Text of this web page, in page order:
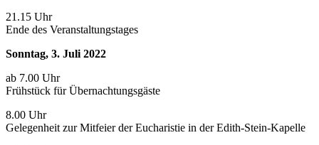
21.15 Uhr
Ende des Veranstaltungstages
Sonntag, 3. Juli 2022
ab 7.00 Uhr
Frühstück für Übernachtungsgäste
8.00 Uhr
Gelegenheit zur Mitfeier der Eucharistie in der Edith-Stein-Kapelle